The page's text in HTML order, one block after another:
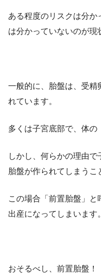
ある程度のリスクは分か
は分かっていないのが現
一般的に、胎盤は、受精
れています。
多くは子宮底部で、体の
しかし、何らかの理由
胎盤が作られてしまうこ
この場合「前置胎盤」
出産になってしまいます。
おそるべし、前置胎盤！